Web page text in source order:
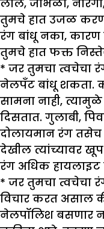
लाल, जांभळा,
तुमचे हात उजळ
रंग बांधू नका,
तुमचे हात फक्त
* जर तुमचा त्वचेचा
नेलपँट बांधू शकता.
सामना नाही,
दिसतात. गुलाबी,
दोलायमान रंग तसेच
देखील त्यांच्यावर
रंग अधिक
* जर तुमचा त्वचेचा
विचार करत असाल
नेलपॉलिश बसणार